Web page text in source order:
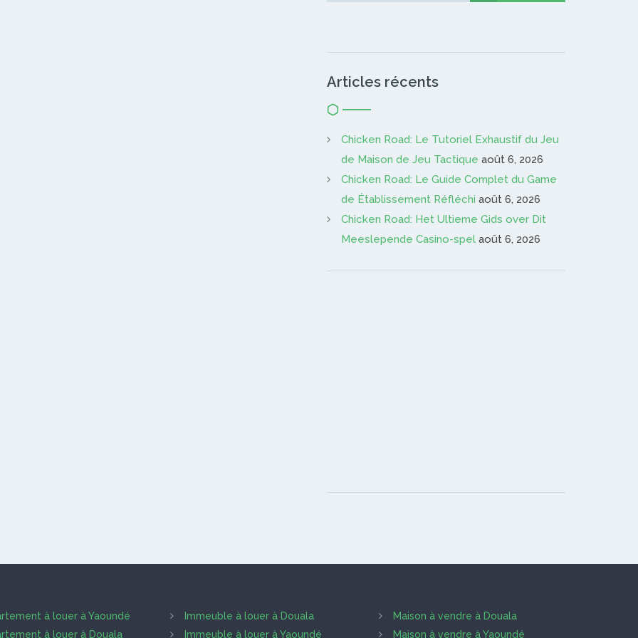
Articles récents
Chicken Road: Le Tutoriel Exhaustif du Jeu
de Maison de Jeu Tactique août 6, 2026
Chicken Road: Le Guide Complet du Game
de Établissement Réfléchi août 6, 2026
Chicken Road: Het Ultieme Gids over Dit
Meeslepende Casino-spel août 6, 2026
à louer à Yaoundé
à louer à Douala
Immeuble à louer à Douala
Immeuble à louer à Yaoundé
Maison à vendre à Douala
Maison à vendre à Yaoundé